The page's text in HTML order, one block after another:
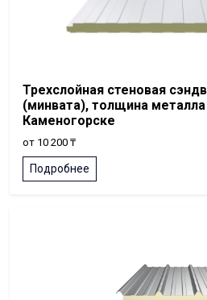
Трехслойная стеновая
(минвата), толщина
Каменогорске
от 10 200 ₸
Подробнее